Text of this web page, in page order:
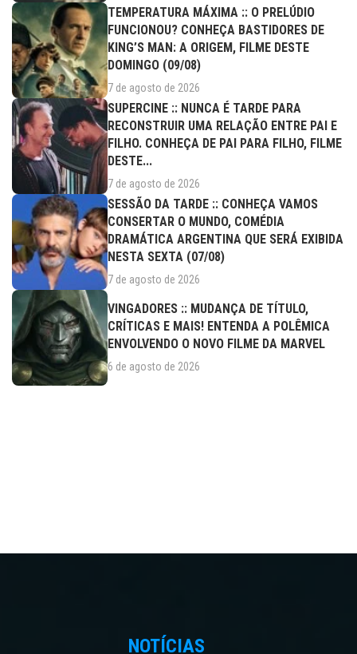
TEMPERATURA MÁXIMA :: O PRELÚDIO
FUNCIONOU? CONHEÇA BASTIDORES DE
KING’S MAN: A ORIGEM, FILME DESTE
DOMINGO (09/08)
7 de agosto de 2026
SUPERCINE :: NUNCA É TARDE PARA
RECONSTRUIR UMA RELAÇÃO ENTRE PAI E
FILHO. CONHEÇA DE PAI PARA FILHO, FILME
DESTE...
7 de agosto de 2026
SESSÃO DA TARDE :: CONHEÇA VAMOS
CONSERTAR O MUNDO, COMÉDIA
DRAMÁTICA ARGENTINA QUE SERÁ EXIBIDA
NESTA SEXTA (07/08)
7 de agosto de 2026
VINGADORES :: MUDANÇA DE TÍTULO,
CRÍTICAS E MAIS! ENTENDA A POLÊMICA
ENVOLVENDO O NOVO FILME DA MARVEL
6 de agosto de 2026
NOTÍCIAS